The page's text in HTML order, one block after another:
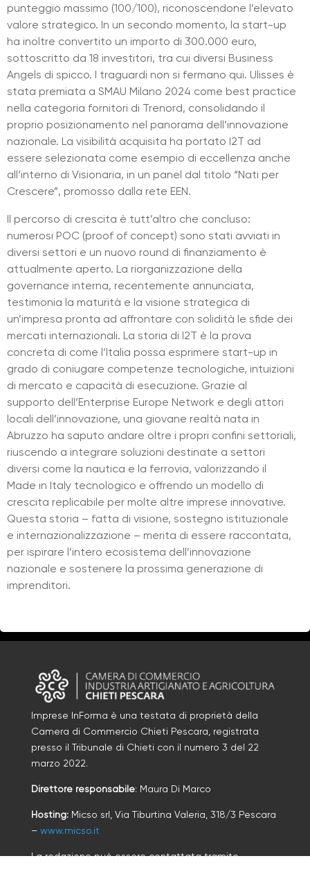
punteggio massimo (100/100), riconoscendone l’elevato
valore strategico. In un secondo momento, la start-up
ha inoltre convertito un importo di 300.000 euro,
sottoscritto da 18 investitori, tra cui diversi Business
Angels di spicco. I traguardi non si fermano qui. Ulisses è
stata premiata a SMAU Milano 2024 come best practice
nella categoria fornitori di Trenord, consolidando il
proprio posizionamento nel panorama dell’innovazione
nazionale. La visibilità acquisita ha portato I2T ad
essere selezionata come esempio di eccellenza anche
all’interno di Visionaria, in un panel dal titolo “Nati per
Crescere”, promosso dalla rete EEN.
Il percorso di crescita è tutt’altro che concluso:
numerosi POC (proof of concept) sono stati avviati in
diversi settori e un nuovo round di finanziamento è
attualmente aperto. La riorganizzazione della
governance interna, recentemente annunciata,
testimonia la maturità e la visione strategica di
un’impresa pronta ad affrontare con solidità le sfide dei
mercati internazionali. La storia di I2T è la prova
concreta di come l’Italia possa esprimere start-up in
grado di coniugare competenze tecnologiche, intuizioni
di mercato e capacità di esecuzione. Grazie al
supporto dell’Enterprise Europe Network e degli attori
locali dell’innovazione, una giovane realtà nata in
Abruzzo ha saputo andare oltre i propri confini settoriali,
riuscendo a integrare soluzioni destinate a settori
diversi come la nautica e la ferrovia, valorizzando il
Made in Italy tecnologico e offrendo un modello di
crescita replicabile per molte altre imprese innovative.
Questa storia – fatta di visione, sostegno istituzionale
e internazionalizzazione – merita di essere raccontata,
per ispirare l’intero ecosistema dell’innovazione
nazionale e sostenere la prossima generazione di
imprenditori.
Imprese InForma è una testata di proprietà della
Camera di Commercio Chieti Pescara, registrata
presso il Tribunale di Chieti con il numero 3 del 22
marzo 2022.
Direttore responsabile: Maura Di Marco
Hosting:Micso srl, Via Tiburtina Valeria, 318/3 Pescara
– www.micso.it
La redazione può essere contattata tramite